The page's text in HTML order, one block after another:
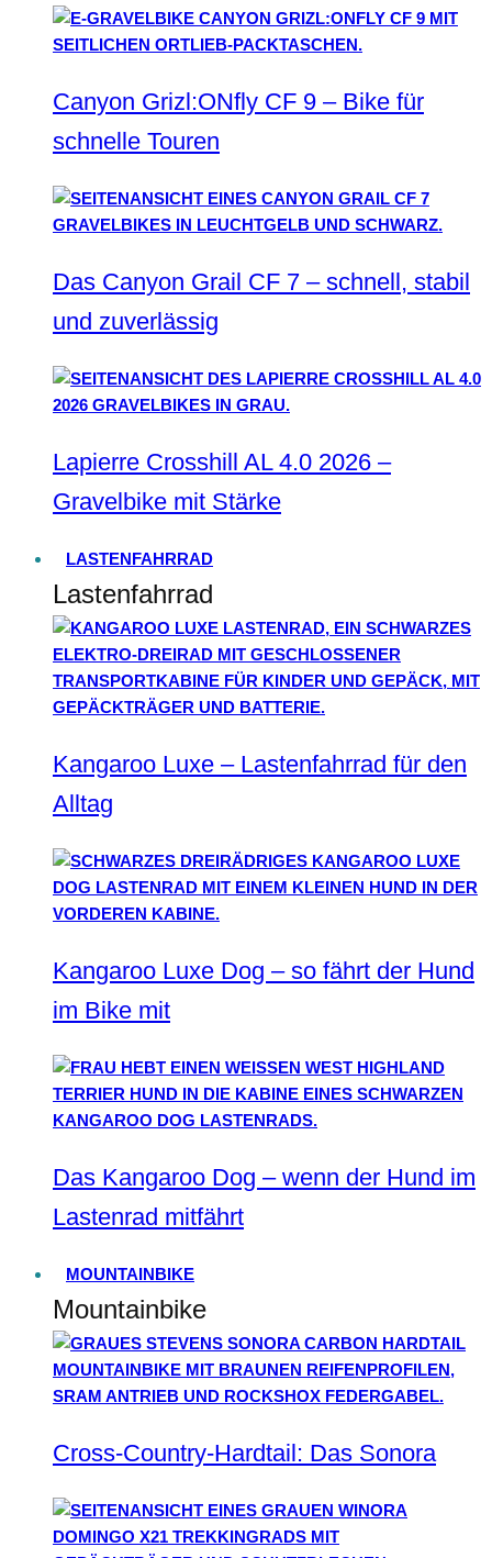
Canyon Grizl:ONfly CF 9 – Bike für
schnelle Touren
Das Canyon Grail CF 7 – schnell, stabil
und zuverlässig
Lapierre Crosshill AL 4.0 2026 –
Gravelbike mit Stärke
LASTENFAHRRAD
Lastenfahrrad
Kangaroo Luxe – Lastenfahrrad für den
Alltag
Kangaroo Luxe Dog – so fährt der Hund
im Bike mit
Das Kangaroo Dog – wenn der Hund im
Lastenrad mitfährt
MOUNTAINBIKE
Mountainbike
Cross-Country-Hardtail: Das Sonora